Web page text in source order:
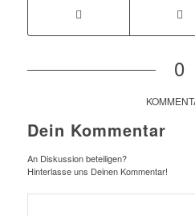
0
Dein Kommentar
An Diskussion beteiligen?
Hinterlasse uns Deinen Kommentar!